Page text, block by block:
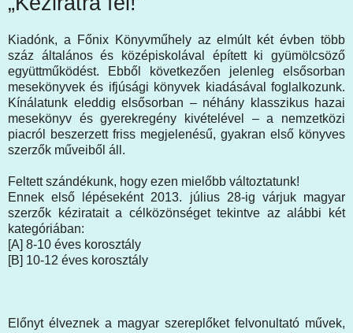
Kiadónk, a Főnix Könyvműhely az elmúlt két évben több
száz általános és középiskolával épített ki gyümölcsöző
együttműködést. Ebből következően jelenleg elsősorban
mesekönyvek és ifjúsági könyvek kiadásával foglalkozunk.
Kínálatunk eleddig elsősorban ‒ néhány klasszikus hazai
mesekönyv és gyerekregény kivételével ‒ a nemzetközi
piacról beszerzett friss megjelenésű, gyakran első könyves
szerzők műveiből áll.
Feltett szándékunk, hogy ezen mielőbb változtatunk!
Ennek első lépéseként 2013. július 28-ig várjuk magyar
szerzők kéziratait a célközönséget tekintve az alábbi két
kategóriában:
[A] 8-10 éves korosztály
[B] 10-12 éves korosztály
Előnyt élveznek a magyar szereplőket felvonultató művek,